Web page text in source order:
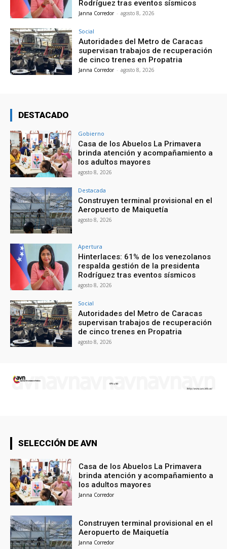
Rodríguez tras eventos sísmicos
Janna Corredor - agosto 8, 2026
Social
Autoridades del Metro de Caracas
supervisan trabajos de recuperación
de cinco trenes en Propatria
Janna Corredor - agosto 8, 2026
DESTACADO
Gobierno
Casa de los Abuelos La Primavera
brinda atención y acompañamiento a
los adultos mayores
agosto 8, 2026
Destacada
Construyen terminal provisional en el
Aeropuerto de Maiquetía
agosto 8, 2026
Apertura
Hinterlaces: 61% de los venezolanos
respalda gestión de la presidenta
Rodríguez tras eventos sísmicos
agosto 8, 2026
Social
Autoridades del Metro de Caracas
supervisan trabajos de recuperación
de cinco trenes en Propatria
agosto 8, 2026
SELECCIÓN DE AVN
Casa de los Abuelos La Primavera
brinda atención y acompañamiento a
los adultos mayores
Janna Corredor
Construyen terminal provisional en el
Aeropuerto de Maiquetía
Janna Corredor